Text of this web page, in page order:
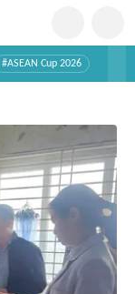
#ASEAN Cup 2026